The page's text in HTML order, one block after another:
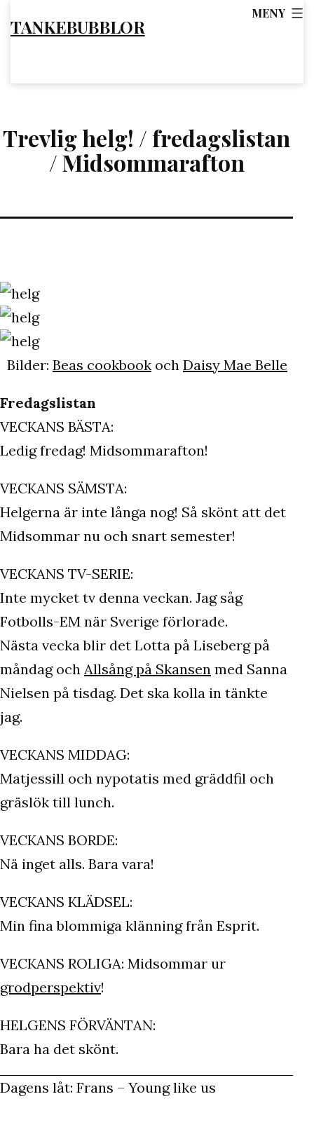
tillTANKEBUBBLOR
MENY
Trevlig helg! / fredagslistan
/ Midsommarafton
Bilder: Beas cookbook och Daisy Mae Belle
Fredagslistan
VECKANS BÄSTA:
Ledig fredag! Midsommarafton!
VECKANS SÄMSTA:
Helgerna är inte långa nog! Så skönt att det
Midsommar nu och snart semester!
VECKANS TV-SERIE:
Inte mycket tv denna veckan. Jag såg
Fotbolls-EM när Sverige förlorade.
Nästa vecka blir det Lotta på Liseberg på
måndag och Allsång på Skansen med Sanna
Nielsen på tisdag. Det ska kolla in tänkte
jag.
VECKANS MIDDAG:
Matjessill och nypotatis med gräddfil och
gräslök till lunch.
VECKANS BORDE:
Nä inget alls. Bara vara!
VECKANS KLÄDSEL:
Min fina blommiga klänning från Esprit.
VECKANS ROLIGA: Midsommar ur
grodperspektiv!
HELGENS FÖRVÄNTAN:
Bara ha det skönt.
Dagens låt: Frans – Young like us